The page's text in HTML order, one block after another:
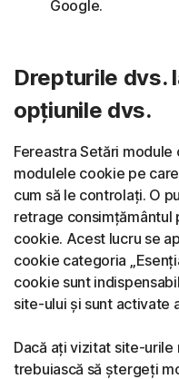
Google.
Drepturile dvs.
opțiunile dvs.
Fereastra Setări
modulele cookie pe
cum să le controlați. O
retrage consimțământul
cookie. Acest lucru se
cookie categoria
cookie sunt
site-ului și sunt activate
Dacă ați vizitat site-
trebuiască să ștergeți